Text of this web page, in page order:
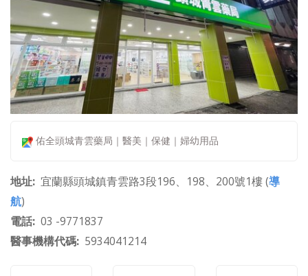
佑全頭城青雲藥局｜醫美｜保健｜婦幼用品
地址 宜蘭縣頭城鎮青雲路3段196、198、200號1樓 (導
航)
電話 03 -9771837
醫事機構代碼 5934041214